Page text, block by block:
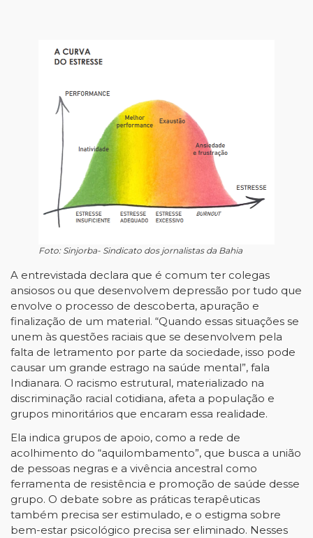
Foto: Sinjorba- Sindicato dos jornalistas da Bahia
A entrevistada declara que é comum ter colegas
ansiosos ou que desenvolvem depressão por tudo que
envolve o processo de descoberta, apuração e
finalização de um material. “Quando essas situações se
unem às questões raciais que se desenvolvem pela
falta de letramento por parte da sociedade, isso pode
causar um grande estrago na saúde mental”, fala
Indianara. O racismo estrutural, materializado na
discriminação racial cotidiana, afeta a população e
grupos minoritários que encaram essa realidade.
Ela indica grupos de apoio, como a rede de
acolhimento do “aquilombamento”, que busca a união
de pessoas negras e a vivência ancestral como
ferramenta de resistência e promoção de saúde desse
grupo. O debate sobre as práticas terapêuticas
também precisa ser estimulado, e o estigma sobre
bem-estar psicológico precisa ser eliminado. Nesses